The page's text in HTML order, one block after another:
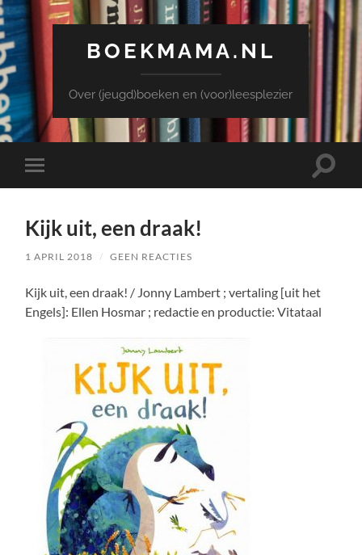
BOEKMAMA.NL
Over (jeugd)boeken en (voor)leesplezier
Toggle
mobiel
Toggle
Kijk uit, een draak!
1 APRIL 2018 / GEEN REACTIES
Kijk uit, een draak! / Jonny Lambert ; vertaling [uit het
Engels]: Ellen Hosmar ; redactie en productie: Vitataal